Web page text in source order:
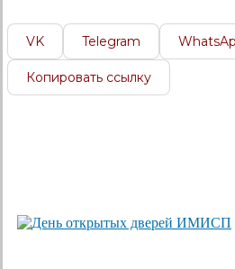
VK Telegram
Копировать ссылку